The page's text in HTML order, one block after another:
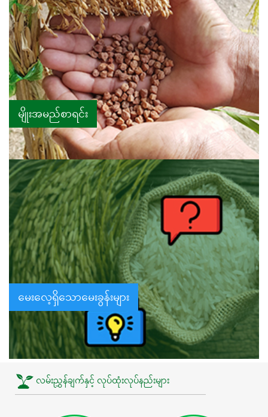
မျိုးအမည်စာရင်း
မေးလေ့ရှိသောမေးခွန်းများ
လမ်းညွှန်ချက်နှင့် လုပ်ထုံးလုပ်နည်းများ